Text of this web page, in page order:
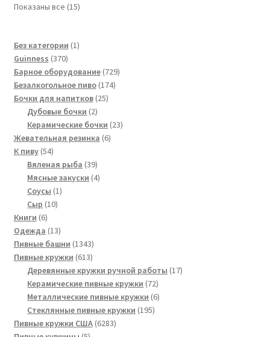
Показаны все (15)
Без категории 11
Guinness 370370
товаров
Барное оборудование 729729
Безалкогольное пиво 174174
Бочки для напитков 2525
Дубовые бочки 22
товара
Керамические бочки 2323
Жевательная резинка 66
К пиву 5454
товара
Вяленая рыба 3939
товаров
Мясные закуски 44
Соусы 11
Сыр 1010
Книги 66
товаров
Одежда 1313
товаров
Пивные башни 13431343
товара
Пивные кружки 613613
товаров
Деревянные кружки ручной работы 1717
Керамические пивные кружки 7272
товара
Металлические пивные кружки 66
Стеклянные пивные кружки 195195
Пивные кружки США 62836283